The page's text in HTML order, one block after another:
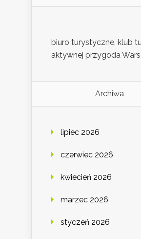
biuro turystyczne, klub
aktywnej przygoda
Archiwa
lipiec 2026
czerwiec 2026
kwiecień 2026
marzec 2026
styczeń 2026